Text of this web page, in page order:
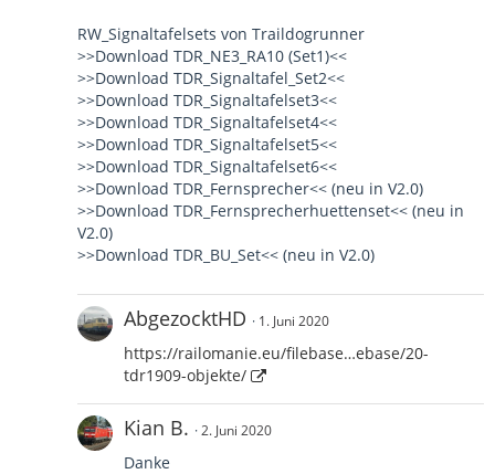
RW_Signaltafelsets von Traildogrunner
>>Download TDR_NE3_RA10 (Set1)<<
>>Download TDR_Signaltafel_Set2<<
>>Download TDR_Signaltafelset3<<
>>Download TDR_Signaltafelset4<<
>>Download TDR_Signaltafelset5<<
>>Download TDR_Signaltafelset6<<
>>Download TDR_Fernsprecher<< (neu in V2.0)
>>Download TDR_Fernsprecherhuettenset<< (neu in
V2.0)
>>Download TDR_BU_Set<< (neu in V2.0)
AbgezocktHD 1. Juni 2020
https://railomanie.eu/filebase…ebase/20-
tdr1909-objekte/
Kian B. 2. Juni 2020
Danke